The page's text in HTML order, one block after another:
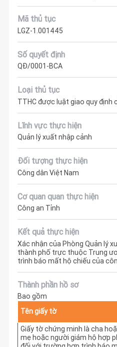
Mã thủ tục
LGZ-1.001445
Số quyết định
QĐ/0001-BCA
Loại thủ tục
TTHC được luật giao quy định
Lĩnh vực thực hiện
Quản lý xuất nhập cảnh
Đối tượng thực hiện
Công dân Việt Nam
Cơ quan quan thực hiện
Công an Tỉnh
Kết quả thực hiện
Xác nhận của Phòng Quản lý
thành phố trực thuộc Trung
trình báo mất hộ chiếu của
Thành phần hồ sơ
Bao gồm
Tên giấy tờ
Giấy tờ chứng minh là cha
mẹ hoặc người giám hộ hợp